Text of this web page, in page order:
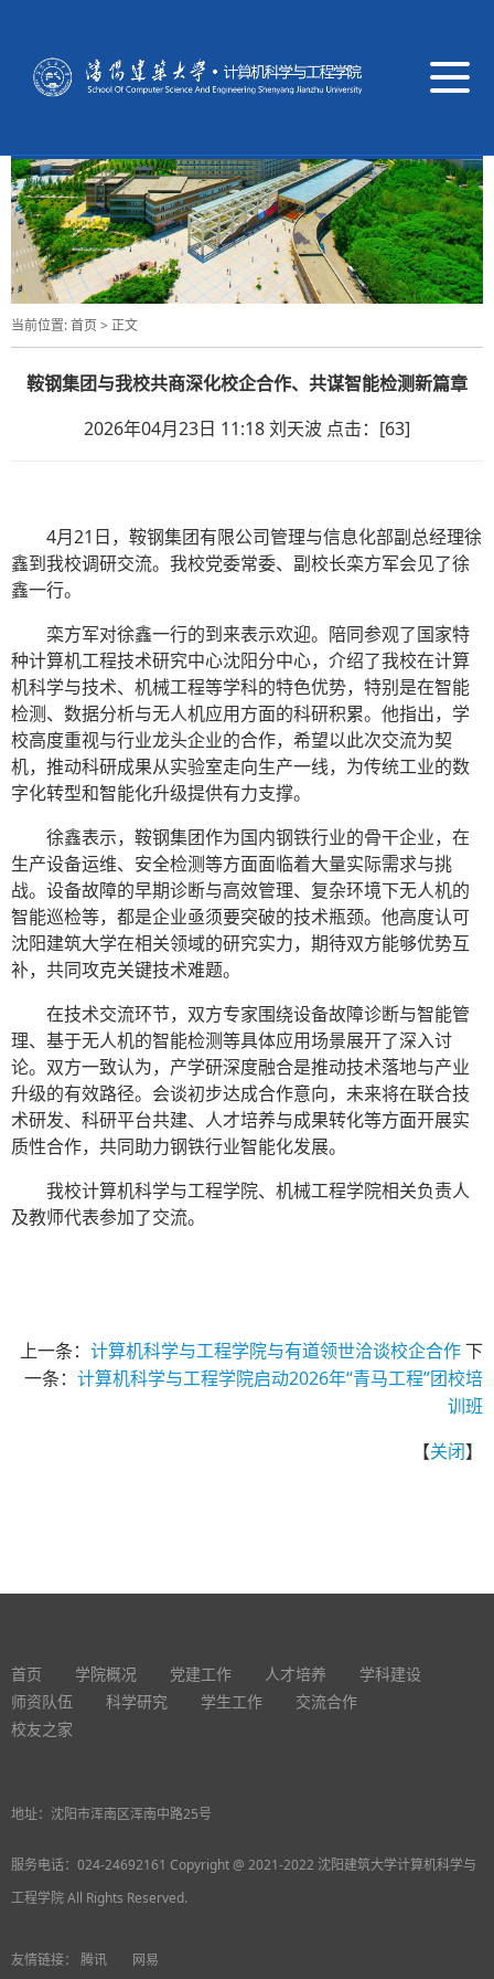
导
航
换
当前位置:首页> 正文
鞍钢集团与我校共商深化校企合作、共谋智能检测新篇章
2026年04月23日 11:18 刘天波 点击：[63]
4月21 日，鞍钢集团有限公司管理与信息化部副总经理徐
鑫到我校调研交流。 我校党委常委、副校长栾方军会见了徐
鑫一行。
栾方军对徐鑫一行的到来表示欢迎。陪同参观了国家特
种计算机工程技术研究中心沈阳分中心， 介绍了我校在计算
机科学与技术、机械工程等学科的特色优势，特别是在智能
检测、数据分析与无人机应用方面的科研积累。 他指出，学
校高度重视与行业龙头企业的合作，希望以此次交流为契
机，推动科研成果从实验室走向生产一线，为传统工业的数
字化转型和智能化升级提供有力支撑。
徐鑫表示，鞍钢集团作为国内钢铁行业的骨干企业，在
生产设备运维、安全检测等方面面临着大量实际需求与挑
战。设备故障的早期诊断与高效管理、复杂环境下无人机的
智能巡检等，都是企业亟须要突破的技术瓶颈。他高度认可
沈阳建筑大学在相关领域的研究实力，期待双方能够优势互
补，共同攻克关键技术难题。
在技术交流环节，双方专家围绕设备故障诊断与智能管
理、 基于无人机的智能检测等具体应用场景展开了深入讨
论。双方一致认为，产学研深度融合是推动技术落地与产业
升级的有效路径。会谈初步达成合作意向，未来将在联合技
术研发、科研平台共建、人才培养与成果转化等方面开展实
质性合作，共同助力钢铁行业智能化发展。
我校计算机科学与工程学院、机械工程学院相关负责人
及教师代表参加了交流。
上一条： 计算机科学与工程学院与有道领世洽谈校企合作下
一条： 计算机科学与工程学院启动2026年“青马工程”团校培
训班
【关闭】
首页 学院概况 党建工作 人才培养
学科建设
师资队伍
科学研究 学生工作
交流合作
校友之家
地址：沈阳市浑南区浑南中路25号
服务电话：024-24692161 Copyright @ 2021-2022 沈阳建筑大学计算机科学与
工程学院 All Rights Reserved.
友情链接： 腾讯 网易